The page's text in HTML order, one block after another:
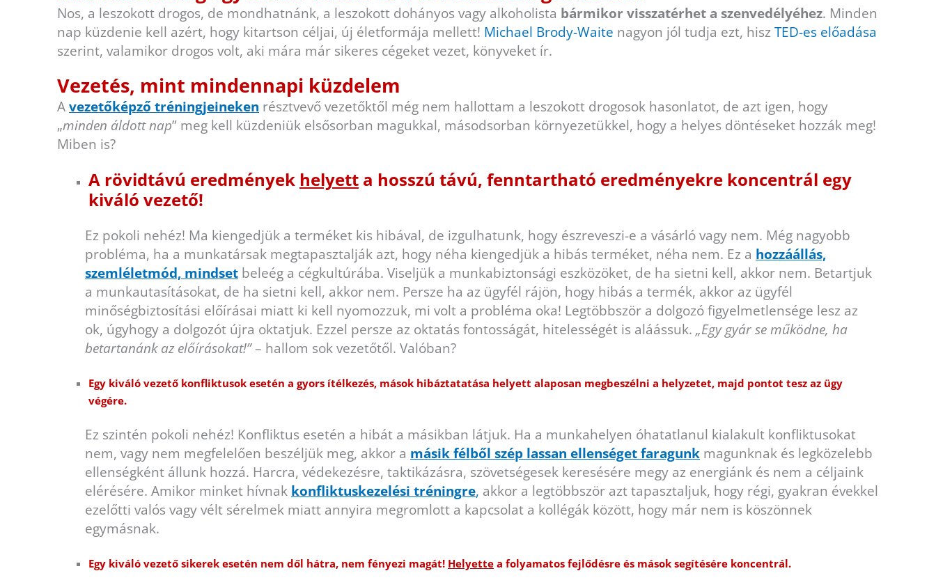
Nos, a leszokott drogos, de mondhatnánk, a leszokott dohányos vagy alkoholista bármikor visszatérhet a szenvedélyéhez. Minden
nap küzdenie kell azért, hogy kitartson céljai, új életformája mellett! Michael Brody-Waite nagyon jól tudja ezt, hisz TED-es előadása
szerint, valamikor drogos volt, aki mára már sikeres cégeket vezet, könyveket ír.
Vezetés, mint mindennapi küzdelem
A vezetőképző tréningjeineken résztvevő vezetőktől még nem hallottam a leszokott drogosok hasonlatot, de azt igen, hogy
„minden áldott nap” meg kell küzdeniük elsősorban magukkal, másodsorban környezetükkel, hogy a helyes döntéseket hozzák meg!
Miben is?
A rövidtávú eredmények helyett a hosszú távú, fenntartható eredményekre koncentrál egy
kiváló vezető!
Ez pokoli nehéz! Ma kiengedjük a terméket kis hibával, de izgulhatunk, hogy észreveszi-e a vásárló vagy nem. Még nagyobb
probléma, ha a munkatársak megtapasztalják azt, hogy néha kiengedjük a hibás terméket, néha nem. Ez a hozzáállás,
szemléletmód, mindset beleég a cégkultúrába. Viseljük a munkabiztonsági eszközöket, de ha sietni kell, akkor nem. Betartjuk
a munkautasításokat, de ha sietni kell, akkor nem. Persze ha az ügyfél rájön, hogy hibás a termék, akkor az ügyfél
minőségbiztosítási előírásai miatt ki kell nyomozzuk, mi volt a probléma oka! Legtöbbször a dolgozó figyelmetlensége lesz az
ok, úgyhogy a dolgozót újra oktatjuk. Ezzel persze az oktatás fontosságát, hitelességét is aláássuk. „Egy gyár se működne, ha
betartanánk az előírásokat!”– hallom sok vezetőtől. Valóban?
Egy kiváló vezető konfliktusok esetén a gyors ítélkezés, mások hibáztatatása helyett alaposan megbeszélni a helyzetet, majd pontot tesz az ügy
végére.
Ez szintén pokoli nehéz! Konfliktus esetén a hibát a másikban látjuk. Ha a munkahelyen óhatatlanul kialakult konfliktusokat
nem, vagy nem megfelelően beszéljük meg, akkor a másik félből szép lassan ellenséget faragunk magunknak és legközelebb
ellenségként állunk hozzá. Harcra, védekezésre, taktikázásra, szövetségesek keresésére megy az energiánk és nem a céljaink
elérésére. Amikor minket hívnak konfliktuskezelési tréningre, akkor a legtöbbször azt tapasztaljuk, hogy régi, gyakran évekkel
ezelőtti valós vagy vélt sérelmek miatt annyira megromlott a kapcsolat a kollégák között, hogy már nem is köszönnek
egymásnak.
Egy kiváló vezető sikerek esetén nem dől hátra, nem fényezi magát! Helyette a folyamatos fejlődésre és mások segítésére koncentrál.